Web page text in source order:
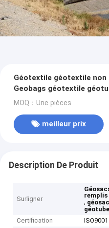
Géotextile géotextile non
Geobags géotextile
MOQ：Une pièces
meilleur prix
Description De Produit
Surligner
remplis
,
Certification
ISO9001